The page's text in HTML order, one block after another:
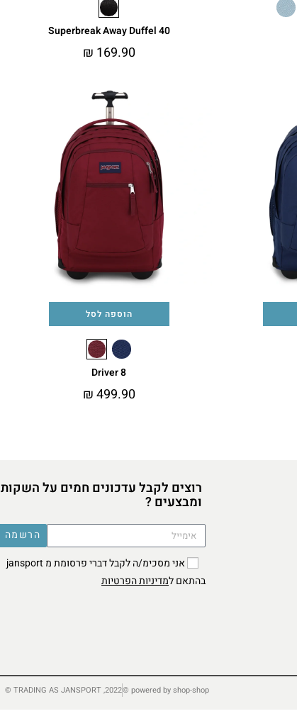
Superbreak Away Duffel 40
₪ 169.90
הוספה לסל
Driver 8
₪499.90
רוצים לקבל עדכונים חמים על השקות
ומבצעים ?
אני מסכימ/ה לקבל דברי פרסומת מ jansport
בהתאם למדיניות הפרטיות
הרשמה
powered by shop-shop ©️
2022, TRADING AS JANSPORT ©